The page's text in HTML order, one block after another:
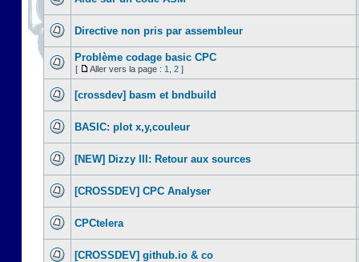
Directive non pris par assembleur
Problème codage basic CPC
[ Aller vers la page : 1 2 ]
[crossdev] basm et bndbuild
BASIC: plot x,y,couleur
[NEW] Dizzy III: Retour aux sources
[CROSSDEV] CPC Analyser
CPCtelera
[CROSSDEV] github.io & co